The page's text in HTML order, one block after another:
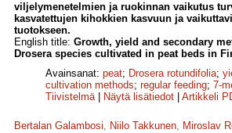
viljelymenetelmien ja ruokinnan vaikutus
kasvatettujen kihokkien kasvuun ja
tuotokseen.
English title: Growth, yield and secondary
Drosera species cultivated in peat beds in
Avainsanat: peat; Drosera rotundifolia;
cultivation methods; regular feeding; 7-
Tiivistelmä| Näytä lisätiedot Artikkeli
Bertalan Galambosi, Niilo Takkunen, Miroslav